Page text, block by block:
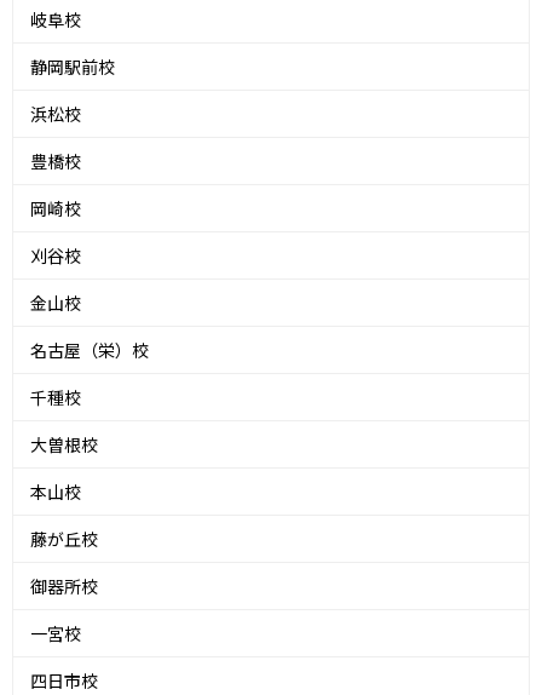
岐阜校
静岡駅前校
浜松校
豊橋校
岡崎校
刈谷校
金山校
名古屋（栄）校
千種校
大曽根校
本山校
藤が丘校
御器所校
一宮校
四日市校